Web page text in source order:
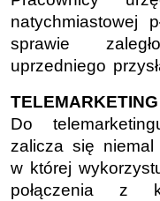
natychmiastowej
sprawie
uprzedniego
TELEMARKETING
Do
zalicza się
w której
połączenia z